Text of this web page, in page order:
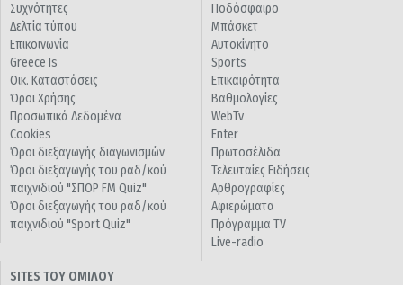
Συχνότητες
Δελτία τύπου
Επικοινωνία
Greece Is
Οικ. Καταστάσεις
Όροι Χρήσης
Προσωπικά Δεδομένα
Cookies
Όροι διεξαγωγής διαγωνισμών
Όροι διεξαγωγής του ραδ/κού
παιχνιδιού "ΣΠΟΡ FM Quiz"
Όροι διεξαγωγής του ραδ/κού
παιχνιδιού "Sport Quiz"
Ποδόσφαιρο
Μπάσκετ
Αυτοκίνητο
Sports
Επικαιρότητα
Βαθμολογίες
WebTv
Enter
Πρωτοσέλιδα
Τελευταίες Ειδήσεις
Αρθρογραφίες
Αφιερώματα
Πρόγραμμα TV
Live-radio
SITES ΤΟΥ ΟΜΙΛΟΥ